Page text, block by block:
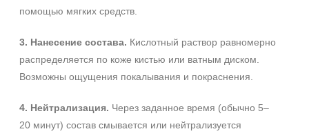
помощью мягких средств.
3. Нанесение состава. Кислотный раствор равномерно
распределяется по коже кистью или ватным диском.
Возможны ощущения покалывания и покраснения.
4. Нейтрализация. Через заданное время (обычно 5–
20 минут) состав смывается или нейтрализуется
Не показывать предложение о консультации
+7 (929) 933-09-89